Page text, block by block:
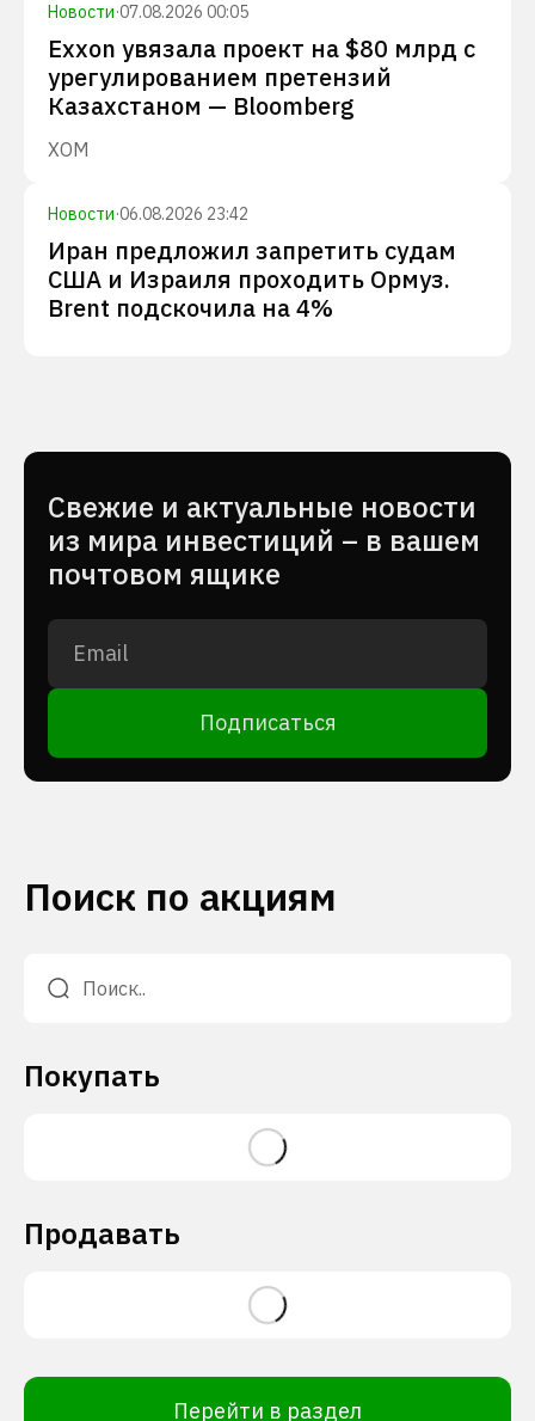
Новости·07.08.2026 00:05
Exxon увязала проект на $80 млрд с
урегулированием претензий
Казахстаном — Bloomberg
XOM
Новости·06.08.2026 23:42
Иран предложил запретить судам
США и Израиля проходить Ормуз.
Brent подскочила на 4%
Cвежие и актуальные новости
из мира инвестиций – в вашем
почтовом ящике
Подписаться
Поиск по акциям
Покупать
Продавать
Перейти в раздел